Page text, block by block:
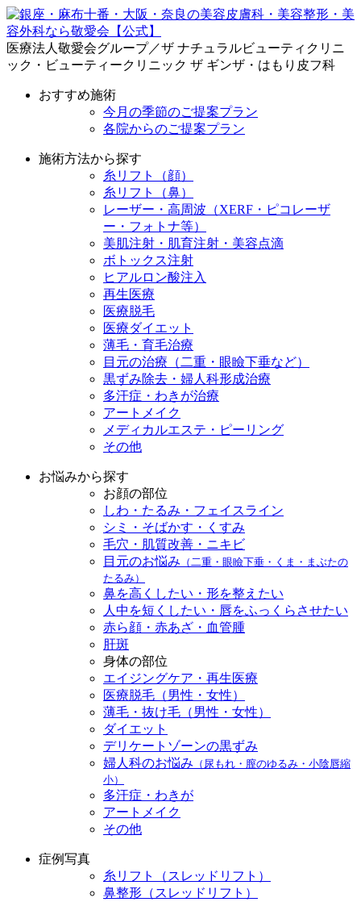
医療法人敬愛会グループ／ザ ナチュラルビューティクリニ
ック・ビューティークリニック ザ ギンザ・はもり皮フ科
おすすめ施術
今月の季節のご提案プラン
各院からのご提案プラン
施術方法から探す
糸リフト（顔）
糸リフト（鼻）
レーザー・高周波（XERF・ピコレーザ
ー・フォトナ等）
美肌注射・肌育注射・美容点滴
ボトックス注射
ヒアルロン酸注入
再生医療
医療脱毛
医療ダイエット
薄毛・育毛治療
目元の治療（二重・眼瞼下垂など）
黒ずみ除去・婦人科形成治療
多汗症・わきが治療
アートメイク
メディカルエステ・ピーリング
その他
お悩みから探す
お顔の部位
しわ・たるみ・フェイスライン
シミ・そばかす・くすみ
毛穴・肌質改善・ニキビ
目元のお悩み （二重・眼瞼下垂・くま・まぶたの
たるみ）
鼻を高くしたい・形を整えたい
人中を短くしたい・唇をふっくらさせたい
赤ら顔・赤あざ・血管腫
肝斑
身体の部位
エイジングケア・再生医療
医療脱毛（男性・女性）
薄毛・抜け毛（男性・女性）
ダイエット
デリケートゾーンの黒ずみ
婦人科のお悩み （尿もれ・膣のゆるみ・小陰唇縮
小）
多汗症・わきが
アートメイク
その他
症例写真
糸リフト（スレッドリフト）
鼻整形（スレッドリフト）